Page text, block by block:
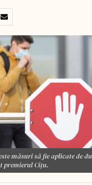
măsuri să fie aplicate de
premierul Cîțu.